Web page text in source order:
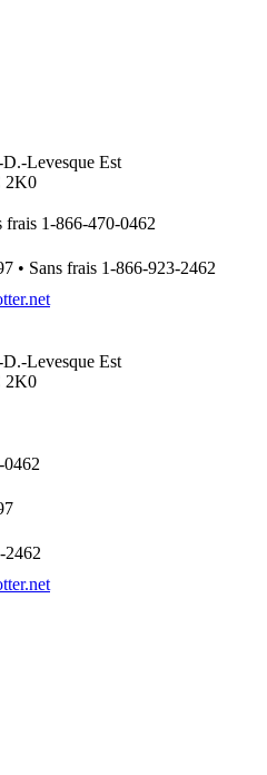
Levesque Est
2K0
frais 1-866-470-0462
• Sans frais 1-866-923-2462
Levesque Est
2K0
0462
2462